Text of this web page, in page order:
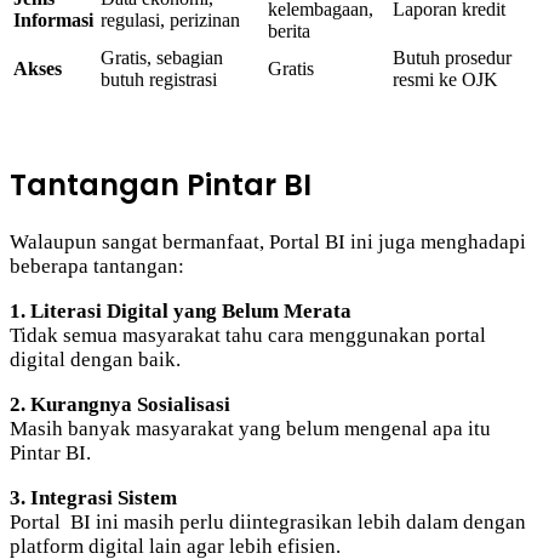
Informasi regulasi, perizinan
kelembagaan,
berita
Laporan kredit
Akses
Gratis, sebagian
butuh registrasi
Gratis
Butuh prosedur
resmi ke OJK
Tantangan Pintar BI
Walaupun sangat bermanfaat, Portal BI ini juga menghadapi
beberapa tantangan:
1. Literasi Digital yang Belum Merata
Tidak semua masyarakat tahu cara menggunakan portal
digital dengan baik.
2. Kurangnya Sosialisasi
Masih banyak masyarakat yang belum mengenal apa itu
Pintar BI.
3. Integrasi Sistem
Portal BI ini masih perlu diintegrasikan lebih dalam dengan
platform digital lain agar lebih efisien.